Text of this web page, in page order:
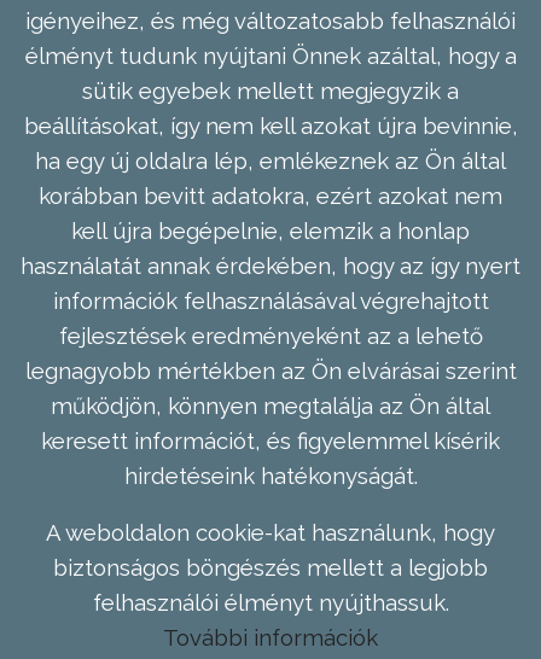
igényeihez, és még változatosabb felhasználói
élményt tudunk nyújtani Önnek azáltal, hogy a
sütik egyebek mellett megjegyzik a
beállításokat, így nem kell azokat újra bevinnie,
ha egy új oldalra lép, emlékeznek az Ön által
korábban bevitt adatokra, ezért azokat nem
kell újra begépelnie, elemzik a honlap
használatát annak érdekében, hogy az így nyert
információk felhasználásával végrehajtott
fejlesztések eredményeként az a lehető
legnagyobb mértékben az Ön elvárásai szerint
működjön, könnyen megtalálja az Ön által
keresett információt, és figyelemmel kísérik
hirdetéseink hatékonyságát.
A weboldalon cookie-kat használunk, hogy
biztonságos böngészés mellett a legjobb
felhasználói élményt nyújthassuk.
További információk